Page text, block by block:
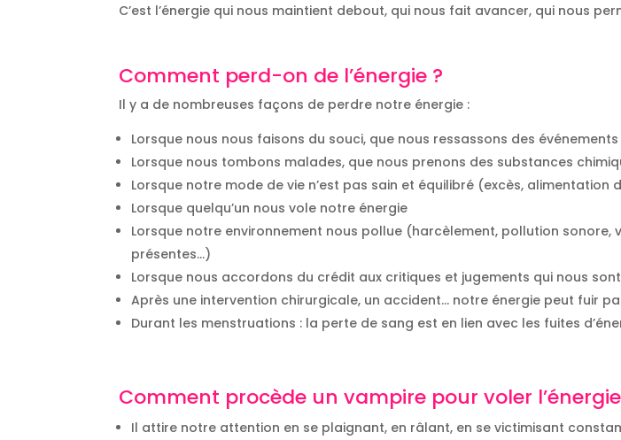
C’est l’énergie qui nous maintient debout, qui nous fait avancer, qui nous
Comment perd-on de l’énergie ?
Il y a de nombreuses façons de perdre notre énergie :
Lorsque nous nous faisons du souci, que nous ressassons des
Lorsque nous tombons malades, que nous prenons des substances
Lorsque notre mode de vie n’est pas sain et équilibré (excès,
Lorsque quelqu’un nous vole notre énergie
Lorsque notre environnement nous pollue (harcèlement, pollution
présentes…)
Lorsque nous accordons du crédit aux critiques et jugements qui nous
Après une intervention chirurgicale, un accident… notre énergie peut fuir
Durant les menstruations : la perte de sang est en lien avec les fuites
Comment procède un vampire pour voler
Il attire notre attention en se plaignant, en râlant, en se victimisant